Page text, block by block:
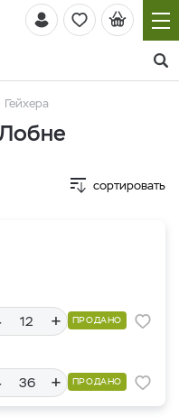
Гейхера
сортировать
+ ПРОДАНО
+ ПРОДАНО